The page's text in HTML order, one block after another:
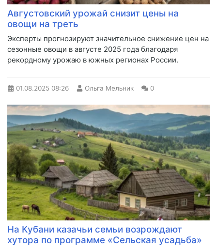
Августовский урожай снизит цены на
овощи на треть
Эксперты прогнозируют значительное снижение цен на
сезонные овощи в августе 2025 года благодаря
рекордному урожаю в южных регионах России.
01.08.2025 08:26 Ольга Мельник 0
На Кубани казачьи семьи возрождают
хутора по программе «Сельская усадьба»